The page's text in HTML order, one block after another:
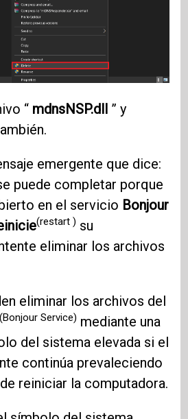
“ mdnsNSP.dll ” y
emergente que dice:
puede completar porque
en el servicio Bonjour
(restart ) su
eliminar los archivos
eliminar los archivos del
(Bonjour Service) mediante una
del sistema elevada si el
continúa prevaleciendo
reiniciar la computadora.